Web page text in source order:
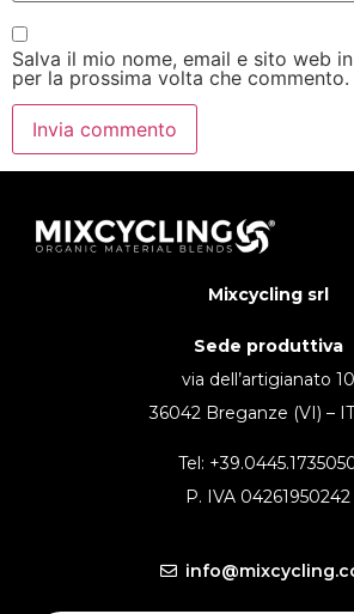
Salva il mio nome, email e sito web
per la prossima volta che commento.
Mixcycling srl
Sede produttiva
via dell’artigianato 10
36042 Breganze (VI) –
Tel:
P. IVA 04261950242